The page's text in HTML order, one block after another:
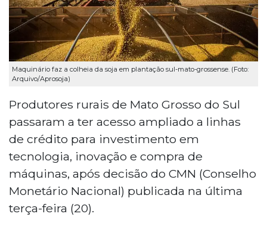
Maquinário faz a colheia da soja em plantação sul-mato-grossense. (Foto:
Arquivo/Aprosoja)
Produtores rurais de Mato Grosso do Sul
passaram a ter acesso ampliado a linhas
de crédito para investimento em
tecnologia, inovação e compra de
máquinas, após decisão do CMN (Conselho
Monetário Nacional) publicada na última
terça-feira (20).